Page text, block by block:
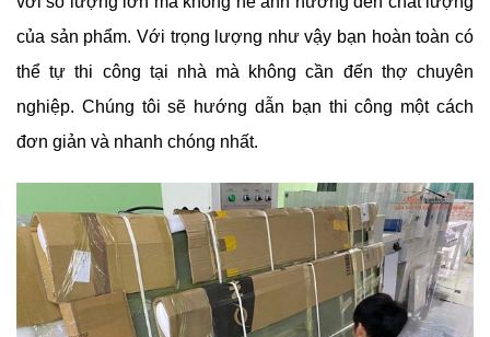
của sản phẩm. Với trọng lượng như vậy bạn hoàn toàn có
thể tự thi công tại nhà mà không cần đến thợ chuyên
nghiệp. Chúng tôi sẽ hướng dẫn bạn thi công một cách
đơn giản và nhanh chóng nhất.